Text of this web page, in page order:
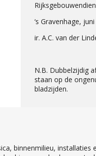
‘s Gravenhage,
ir. A.C. van der
N.B. Dubbelzijdig
staan op de
bladzijden.
binnenmilieu, installaties